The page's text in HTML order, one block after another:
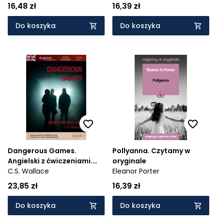
16,48 zł
Do koszyka
16,39 zł
Do koszyka
Dangerous Games.
Angielski z ćwiczeniami.
Powieść dla młodzieży
C.S. Wallace
23,85 zł
Do koszyka
Pollyanna. Czytamy w
oryginale
Eleanor Porter
16,39 zł
Do koszyka